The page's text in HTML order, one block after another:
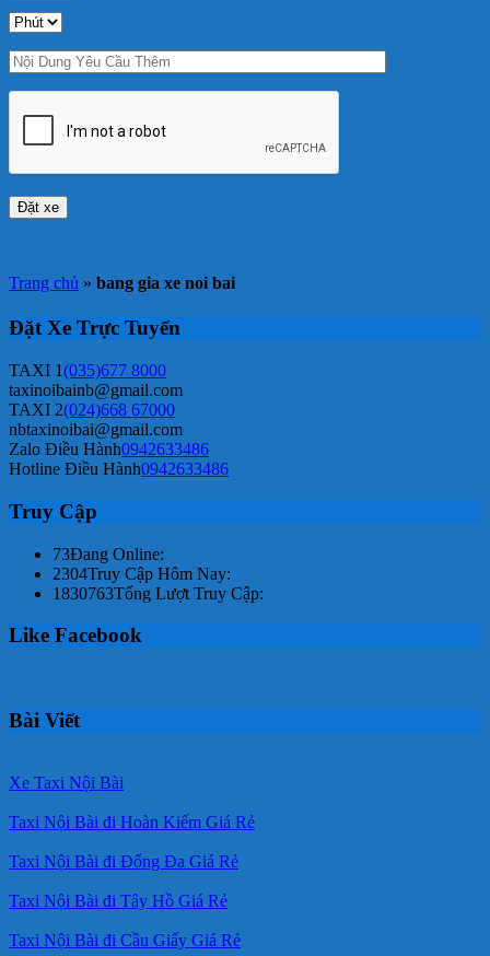
Trang chủ » bang gia xe noi bai
Đặt Xe Trực Tuyến
TAXI 1(035)677 8000
taxinoibainb@gmail.com
TAXI 2(024)668 67000
nbtaxinoibai@gmail.com
Zalo Điều Hành0942633486
Hotline Điều Hành0942633486
Truy Cập
73Đang Online:
2304Truy Cập Hôm Nay:
1830763Tổng Lượt Truy Cập:
Like Facebook
Bài Viết
Xe Taxi Nội Bài
Taxi Nội Bài đi Hoàn Kiếm Giá Rẻ
Taxi Nội Bài đi Đống Đa Giá Rẻ
Taxi Nội Bài đi Tây Hồ Giá Rẻ
Taxi Nội Bài đi Cầu Giấy Giá Rẻ